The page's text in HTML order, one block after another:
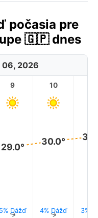
počasia pre
🇬🇵 dnes
06, 2026
9
29.0°
5% Dážď
↑
10
30.0°
4% Dážď
↑ 3%